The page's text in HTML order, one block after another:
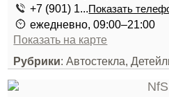
+7 (901) 1...Показать
ежедневно, 09:00–21:00
Показать на карте
Рубрики: Автостекла,